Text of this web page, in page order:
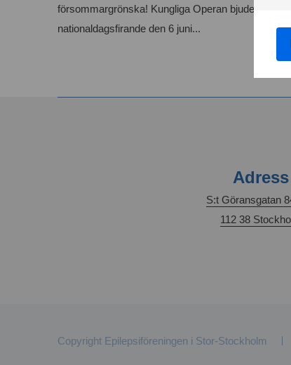
försommargrönska! Kungliga Operan bjuder
nationaldagsfirande den 6 juni...
Adress
S:t Göransgatan
112 38
Copyright Epilepsiföreningen i Stor-Stockholm